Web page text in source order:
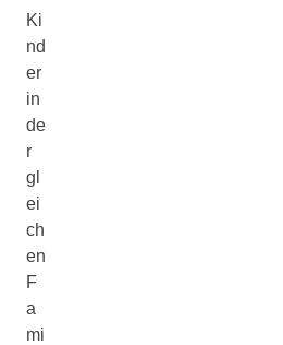
Ki
nd
er
in
de
r
gl
ei
ch
en
F
a
mi